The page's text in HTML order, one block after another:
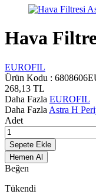
Hava
EUROFIL
Ürün Kodu :
268,13 TL
Daha Fazla EUROFIL
Daha Fazla Astra H
Adet
Sepete Ekle
Hemen Al
Beğen
Tükendi